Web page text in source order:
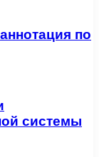
по
системы